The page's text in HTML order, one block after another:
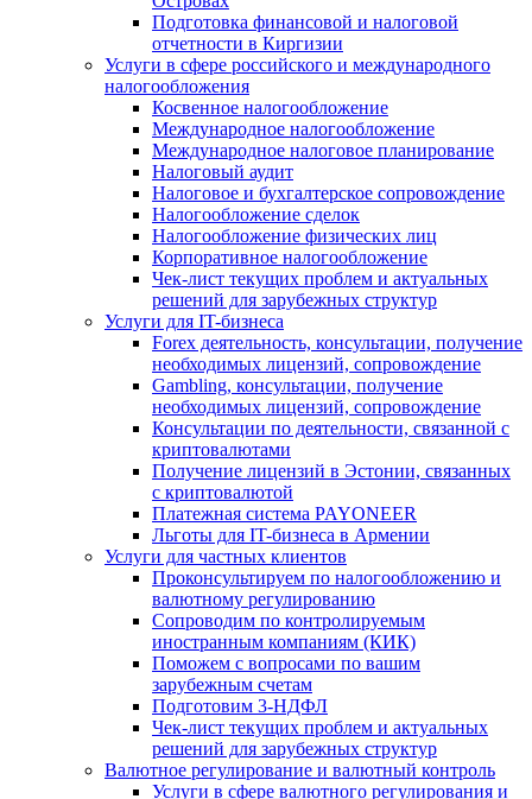
Подготовка финансовой и налоговой
отчетности в Киргизии
Услуги в сфере российского и международного
налогообложения
Косвенное налогообложение
Международное налогообложение
Международное налоговое планирование
Налоговый аудит
Налоговое и бухгалтерское сопровождение
Налогообложение сделок
Налогообложение физических лиц
Корпоративное налогообложение
Чек-лист текущих проблем и актуальных
решений для зарубежных структур
Услуги для IT-бизнеса
Forex деятельность, консультации, получение
необходимых лицензий, сопровождение
Gambling, консультации, получение
необходимых лицензий, сопровождение
Консультации по деятельности, связанной с
криптовалютами
Получение лицензий в Эстонии, связанных
с криптовалютой
Платежная система PAYONEER
Льготы для IT-бизнеса в Армении
Услуги для частных клиентов
Проконсультируем по налогообложению и
валютному регулированию
Сопроводим по контролируемым
иностранным компаниям (КИК)
Поможем с вопросами по вашим
зарубежным счетам
Подготовим 3-НДФЛ
Чек-лист текущих проблем и актуальных
решений для зарубежных структур
Валютное регулирование и валютный контроль
Услуги в сфере валютного регулирования и